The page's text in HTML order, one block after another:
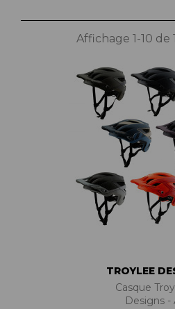
Affichage 1-10 de
TROYLEE
Casque
Designs -